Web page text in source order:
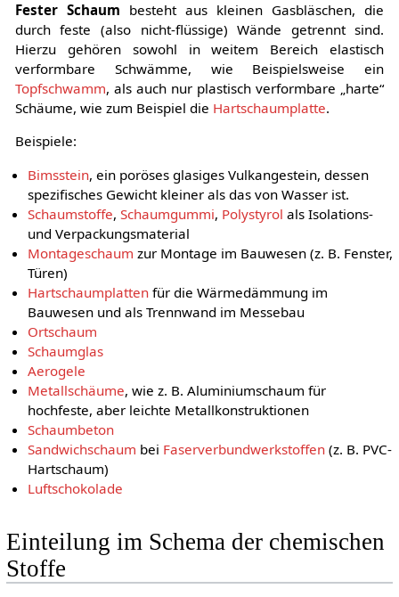
Fester Schaum besteht aus kleinen Gasbläschen, die
durch feste (also nicht-flüssige) Wände getrennt sind.
Hierzu gehören sowohl in weitem Bereich elastisch
verformbare Schwämme, wie Beispielsweise ein
Topfschwamm, als auch nur plastisch verformbare „harte“
Schäume, wie zum Beispiel die Hartschaumplatte.
Beispiele:
Bimsstein, ein poröses glasiges Vulkangestein, dessen
spezifisches Gewicht kleiner als das von Wasser ist.
Schaumstoffe,Schaumgummi, Polystyrol als Isolations-
und Verpackungsmaterial
Montageschaum zur Montage im Bauwesen (z. B. Fenster,
Türen)
Hartschaumplatten für die Wärmedämmung im
Bauwesen und als Trennwand im Messebau
Ortschaum
Schaumglas
Aerogele
Metallschäume, wie z. B. Aluminiumschaum für
hochfeste, aber leichte Metallkonstruktionen
Schaumbeton
Sandwichschaum bei Faserverbundwerkstoffen (z. B. PVC-
Hartschaum)
Luftschokolade
Einteilung im Schema der chemischen
Stoffe